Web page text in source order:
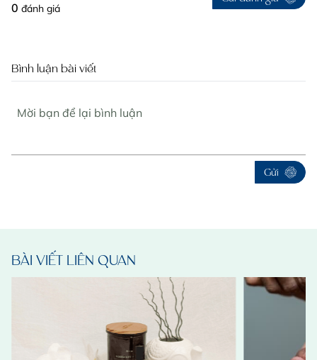
0 đánh giá
Bình luận bài viết
Gửi
BÀI VIẾT LIÊN QUAN